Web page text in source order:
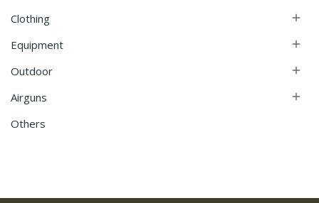
Clothing 
Equipment 
Outdoor 
Airguns 
Others